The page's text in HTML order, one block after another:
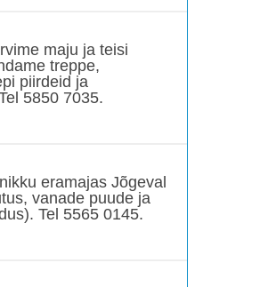
maju ja teisi
treppe,
piirdeid ja
5850 7035.
eramajas Jõgeval
vanade puude ja
Tel 5565 0145.